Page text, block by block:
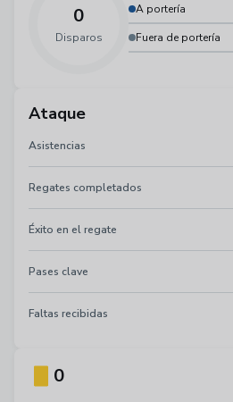
0
Disparos
A portería
Fuera de portería
Ataque
Asistencias
Regates completados
Éxito en el regate
Pases clave
Faltas recibidas
0